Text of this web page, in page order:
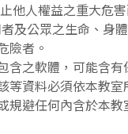
他人權益之重大危
及公眾之生命、身
險者。
含之軟體，可能含
等資料必須依本教室
規避任何內含於本